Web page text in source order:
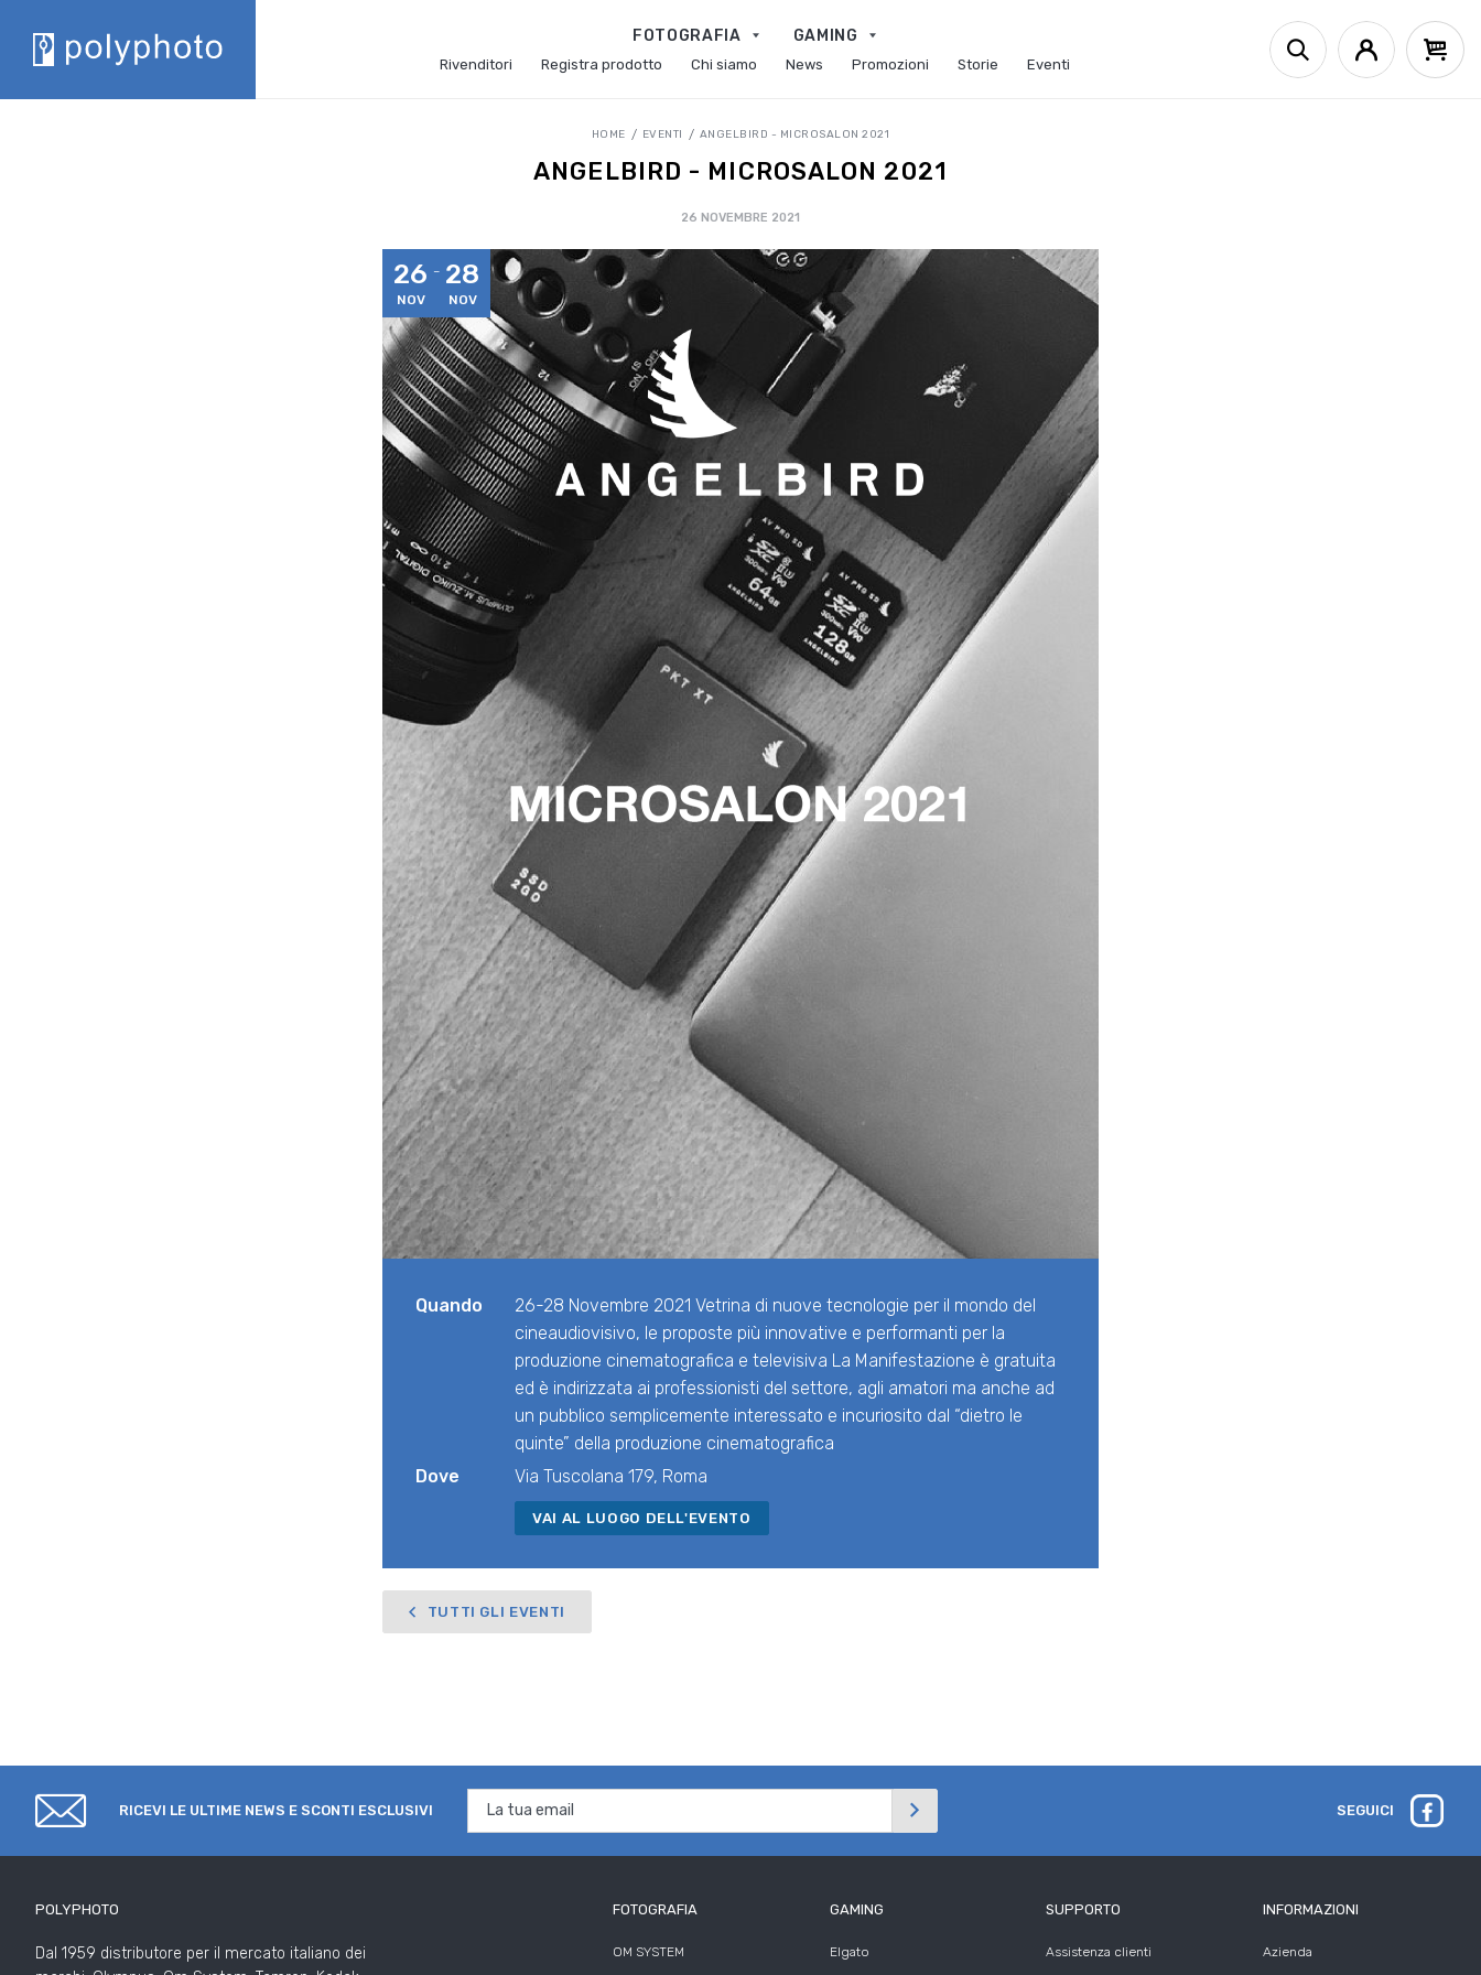
FOTOGRAFIA GAMING
Rivenditori Registra prodotto Chi siamo News Promozioni Storie Eventi
HOME EVENTI ANGELBIRD - MICROSALON 2021
ANGELBIRD - MICROSALON 2021
26 NOVEMBRE 2021
26
NOV
28
NOV
Quando
26-28 Novembre 2021 Vetrina di nuove tecnologie per il mondo del
cineaudiovisivo, le proposte più innovative e performanti per la
produzione cinematografica e televisiva La Manifestazione è gratuita
ed è indirizzata ai professionisti del settore, agli amatori ma anche ad
un pubblico semplicemente interessato e incuriosito dal “dietro le
quinte” della produzione cinematografica
Dove
Via Tuscolana 179, Roma
VAI AL LUOGO DELL'EVENTO
TUTTI GLI EVENTI
RICEVI LE ULTIME NEWS E SCONTI ESCLUSIVI SEGUICI
POLYPHOTO
Dal 1959 distributore per il mercato italiano dei
FOTOGRAFIA
OM SYSTEM
GAMING
Elgato
SUPPORTO
Assistenza clienti
INFORMAZIONI
Azienda